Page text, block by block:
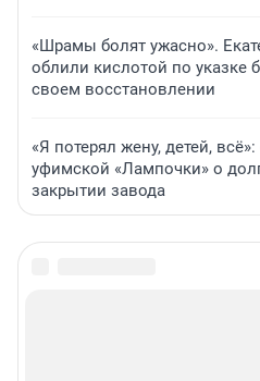
«Шрамы болят ужасно».
облили кислотой по указке
своем восстановлении
«Я потерял жену, детей,
уфимской «Лампочки» о
закрытии завода